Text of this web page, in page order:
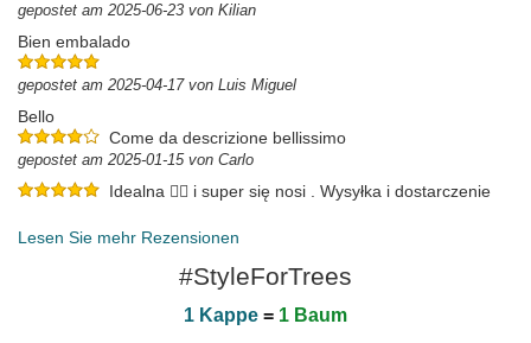
gepostet am 2025-06-23 von Kilian
Bien embalado
gepostet am 2025-04-17 von Luis Miguel
Bello
Come da descrizione bellissimo
gepostet am 2025-01-15 von Carlo
Idealna 👌🏼 i super się nosi . Wysyłka i dostarczenie
gepostet am 2024-11-08 von Justyna
Lesen Sie mehr Rezensionen
#StyleForTrees
1 Kappe = 1 Baum